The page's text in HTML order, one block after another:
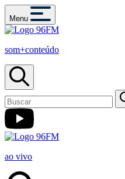
Menu
som+conteúdo
ao vivo